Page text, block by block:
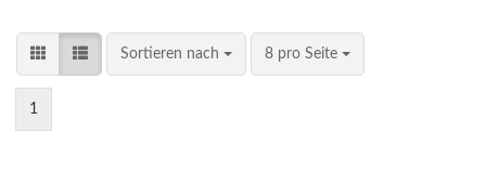
Sortieren nach 8 pro Seite
1